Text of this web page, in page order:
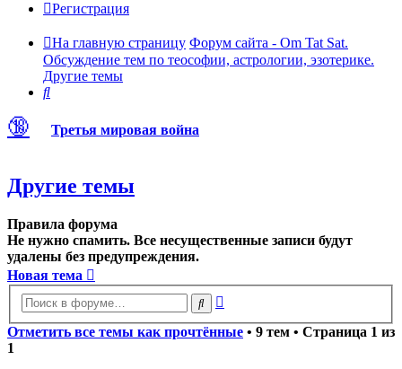
Регистрация
На главную страницу Форум сайта - Om Tat Sat.
Обсуждение тем по теософии, астрологии, эзотерике.
Другие темы
Поиск
🔞 Третья мировая война
Другие темы
Правила форума
Не нужно спамить. Все несущественные записи будут
удалены без предупреждения.
Новая тема
Поиск
Отметить все темы как прочтённые • 9 тем • Страница 1 из
1